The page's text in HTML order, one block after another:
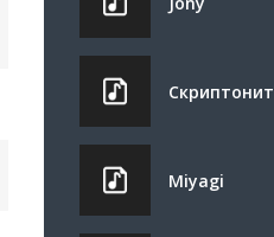
Скриптонит
Miyagi